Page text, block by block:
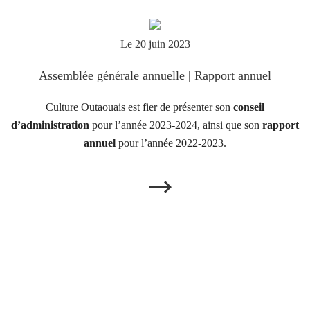
Le 20 juin 2023
Assemblée générale annuelle | Rapport annuel
Culture Outaouais est fier de présenter son conseil
d’administration pour l’année 2023-2024, ainsi que son rapport
annuel pour l’année 2022-2023.